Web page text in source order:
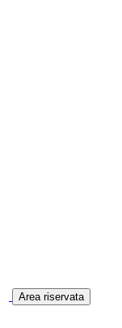
Area riservata